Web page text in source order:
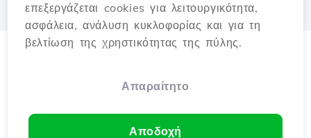
επεξεργάζεται cookies για λειτουργικότητα,
ασφάλεια, ανάλυση κυκλοφορίας και για τη
βελτίωση της χρηστικότητας της πύλης.
Απαραίτητο
Αποδοχή